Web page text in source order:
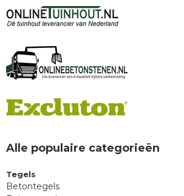
Alle populaire categorieën
Tegels
Betontegels